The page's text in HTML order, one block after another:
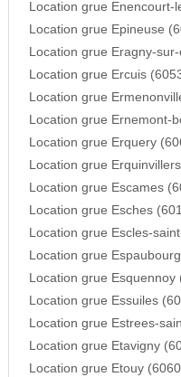
Location grue Enencourt-
Location grue Epineuse
Location grue Eragny-
Location grue Ercuis
Location grue
Location grue Ernemont-
Location grue Erquery
Location grue
Location grue Escames
Location grue Esches
Location grue Escles-
Location grue
Location grue Esquennoy
Location grue Essuiles
Location grue Estrees-
Location grue Etavigny
Location grue Etouy